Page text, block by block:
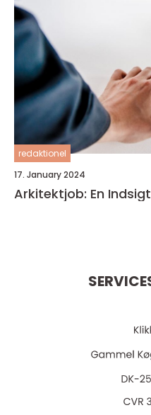
redaktionel
17. January 2024
Arkitektjob: En